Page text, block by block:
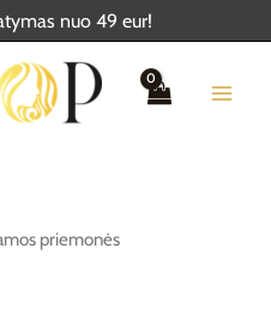
nuo 49 eur!
priemonės